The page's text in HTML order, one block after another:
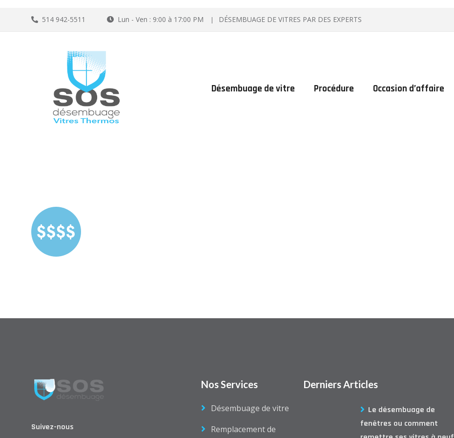
514 942-5511 Lun - Ven : 9:00 à 17:00 PM | DÉSEMBUAGE DE VITRES PAR DES EXPERTS
Désembuage de vitre Procédure Occasion d’affaire
Suivez-nous
Nos Services
Désembuage de vitre
Remplacement de
Derniers Articles
Le désembuage de
fenêtres ou comment